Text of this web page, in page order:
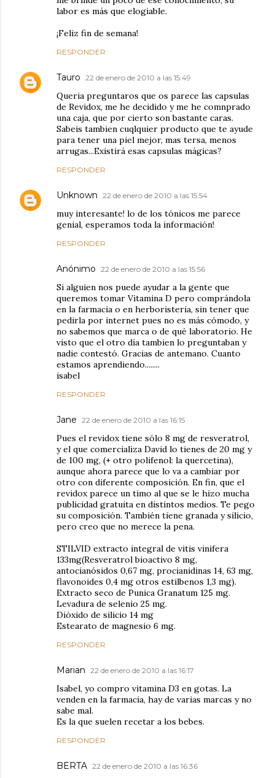
labor es más que elogiable.
¡Feliz fin de semana!
RESPONDER
Tauro 22 de enero de 2010 a las 15:49
Queria preguntaros que os parece las capsulas
de Revidox, me he decidido y me he comnprado
una caja, que por cierto son bastante caras.
Sabeis tambien cuqlquier producto que te ayude
para tener una piel mejor, mas tersa, menos
arrugas...Existirá esas capsulas mágicas?
RESPONDER
Unknown 22 de enero de 2010 a las 15:54
muy interesante! lo de los tónicos me parece
genial, esperamos toda la información!
RESPONDER
Anónimo 22 de enero de 2010 a las 15:56
Si alguien nos puede ayudar a la gente que
queremos tomar Vitamina D pero comprándola
en la farmacia o en herboristeria, sin tener que
pedirla por internet pues no es más cómodo, y
no sabemos que marca o de qué laboratorio. He
visto que el otro día tambien lo preguntaban y
nadie contestó. Gracias de antemano. Cuanto
estamos aprendiendo........
isabel
RESPONDER
Jane 22 de enero de 2010 a las 16:15
Pues el revidox tiene sólo 8 mg de resveratrol,
y el que comercializa David lo tienes de 20 mg y
de 100 mg, (+ otro polifenol: la quercetina),
aunque ahora parece que lo va a cambiar por
otro con diferente composición. En fin, que el
revidox parece un timo al que se le hizo mucha
publicidad gratuita en distintos medios. Te pego
su composición. También tiene granada y silicio,
pero creo que no merece la pena.
STILVID extracto integral de vitis vinifera
133mg(Resveratrol bioactivo 8 mg,
antocianósidos 0,67 mg, procianidinas 14, 63 mg,
flavonoides 0,4 mg otros estilbenos 1,3 mg).
Extracto seco de Punica Granatum 125 mg.
Levadura de selenio 25 mg.
Dióxido de silicio 14 mg
Estearato de magnesio 6 mg.
RESPONDER
Marian 22 de enero de 2010 a las 16:17
Isabel, yo compro vitamina D3 en gotas. La
venden en la farmacia, hay de varias marcas y no
sabe mal.
Es la que suelen recetar a los bebes.
RESPONDER
BERTA 22 de enero de 2010 a las 16:36